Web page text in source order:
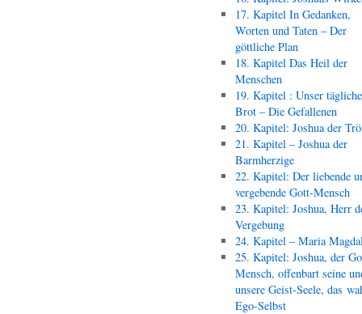
17. Kapitel In Gedanken,
Worten und Taten – Der
göttliche Plan
18. Kapitel Das Heil der
Menschen
19. Kapitel : Unser
Brot – Die Gefallenen
20. Kapitel: Joshua der
21. Kapitel – Joshua der
Barmherzige
22. Kapitel: Der liebende
vergebende Gott-Mensch
23. Kapitel: Joshua, Herr
Vergebung
24. Kapitel – Maria
25. Kapitel: Joshua, der
Mensch, offenbart seine
unsere Geist-Seele, das
Ego-Selbst